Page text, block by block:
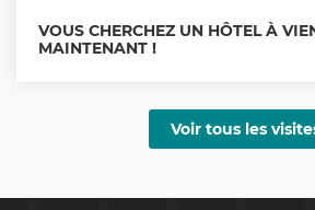
salle de concert entre 19h00 et
exceptionnellement se dérouler
Galerie, la Salle Blanche-Or du
VOUS CHERCHEZ UN HÔTEL À
MAINTENANT !
Voir tous les